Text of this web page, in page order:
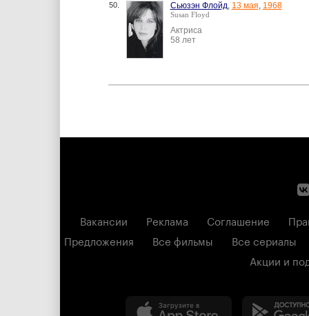
50. Сьюзэн Флойд, 13 мая, 1968
Susan Floyd
Актриса
58 лет
Вакансии Реклама Соглашение
Предложения
Все фильмы
Все сериалы
Акции и